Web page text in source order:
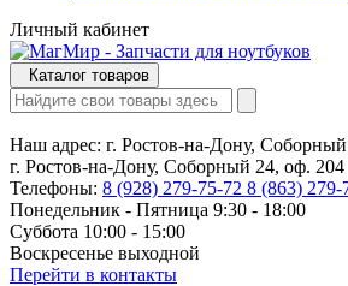
Личный кабинет
Каталог товаров
Наш адрес: г. Ростов-на-Дону,
г. Ростов-на-Дону, Соборный 24, оф. 204
Телефоны: 8 (928) 279-75-72 8 (863) 279-
Понедельник - Пятница 9:30 - 18:00
Суббота 10:00 - 15:00
Воскресенье выходной
Перейти в контакты